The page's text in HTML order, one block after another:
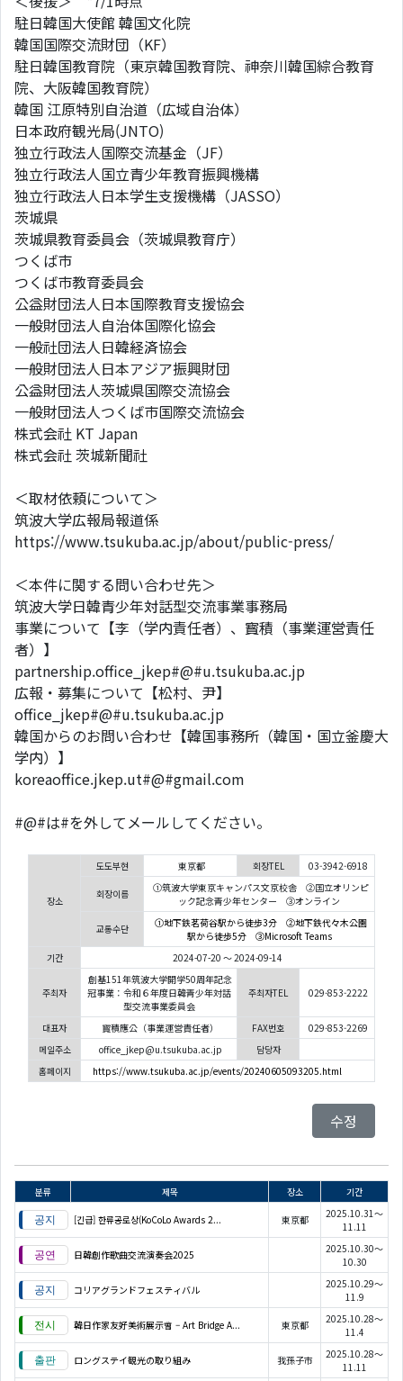
駐日韓国大使館 韓国文化院
韓国国際交流財団（KF）
駐日韓国教育院（東京韓国教育院、神奈川韓国綜合教育
院、大阪韓国教育院）
韓国 江原特別自治道（広域自治体）
日本政府観光局(JNTO)
独立行政法人国際交流基金（JF）
独立行政法人国立青少年教育振興機構
独立行政法人日本学生支援機構（JASSO）
茨城県
茨城県教育委員会（茨城県教育庁）
つくば市
つくば市教育委員会
公益財団法人日本国際教育支援協会
一般財団法人自治体国際化協会
一般社団法人日韓経済協会
一般財団法人日本アジア振興財団
公益財団法人茨城県国際交流協会
一般財団法人つくば市国際交流協会
株式会社 KT Japan
株式会社 茨城新聞社
＜取材依頼について＞
筑波大学広報局報道係
https://www.tsukuba.ac.jp/about/public-press/
＜本件に関する問い合わせ先＞
筑波大学日韓青少年対話型交流事業事務局
事業について【李（学内責任者）、寳積（事業運営責任
者）】
partnership.office_jkep#@#u.tsukuba.ac.jp
広報・募集について【松村、尹】
office_jkep#@#u.tsukuba.ac.jp
韓国からのお問い合わせ【韓国事務所（韓国・国立釜慶大
学内）】
koreaoffice.jkep.ut#@#gmail.com
#@#は#を外してメールしてください。
장소
도도부현 東京都 회장TEL 03-3942-6918
회장이름
①筑波大学東京キャンパス文京校舎 ②国立オリンピ
ック記念青少年センター ③オンライン
교통수단
①地下鉄茗荷谷駅から徒歩3分 ②地下鉄代々木公園
駅から徒歩5分 ③Microsoft Teams
기간
2024-07-20 ～ 2024-09-14
주최자
創基151年筑波大学開学50周年記念
冠事業：令和６年度日韓青少年対話
型交流事業委員会
주최자TEL 029-853-2222
대표자 寳積應公（事業運営責任者） FAX번호
029-853-2269
메일주소
office_jkep@u.tsukuba.ac.jp
담당자
홈페이지
https://www.tsukuba.ac.jp/events/20240605093205.html
수정
분류 제목 장소 기간
[긴급] 한류공로상(KoCoLo Awards 2... 東京都
2025.10.31～
11.11
日韓創作歌曲交流演奏会2025
2025.10.30～
10.30
コリアグランドフェスティバル
2025.10.29～
11.9
韓日作家友好美術展示會 – Art Bridge A... 東京都
2025.10.28～
11.4
ロングステイ観光の取り組み 我孫子市
2025.10.28～
11.11